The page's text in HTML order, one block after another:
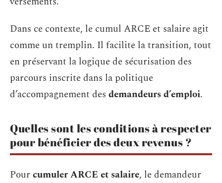
Dans ce contexte, le cumul ARCE et salaire agit
comme un tremplin. Il facilite la transition, tout
en préservant la logique de sécurisation des
parcours inscrite dans la politique
d’accompagnement des demandeurs d’emploi.
Quelles sont les conditions à respecter
pour bénéficier des deux revenus ?
Pour cumuler ARCE et salaire, le demandeur